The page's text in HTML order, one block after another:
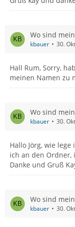
Wo sind
kbauer 30.
Hall Rum, Sorry,
meinen Namen zu
Wo sind
kbauer 30.
Hallo Jörg, wie
ich an den Ordner,
Danke und Gruß
Wo sind
kbauer 30.